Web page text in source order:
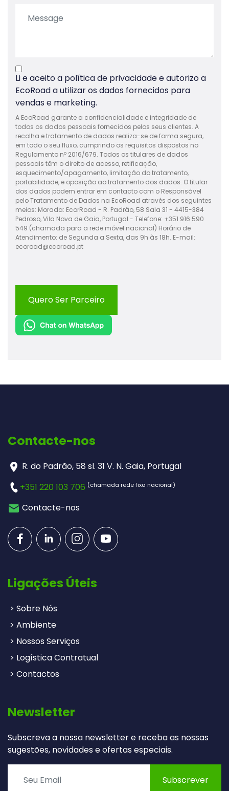
Li e aceitoa política de privacidadee autorizo a
EcoRoad a utilizar os dados fornecidos para
vendas e marketing.
A EcoRoad garante a confidencialidade e integridade de
todos os dados pessoais fornecidos pelos seus clientes. A
recolha e tratamento de dados realiza-se de forma segura,
em todo o seu fluxo, cumprindo os requisitos dispostos no
Regulamento nº 2016/679. Todos os titulares de dados
pessoais têm o direito de acesso, retificação,
esquecimento/apagamento, limitação do tratamento,
portabilidade, e oposição ao tratamento dos dados. O titular
dos dados podem entrar em contacto com o Responsável
pelo Tratamento de Dados na EcoRoad através dos seguintes
meios: Morada: EcorRoad - R. Padrão, 58 Sala 31 - 4415-384
Pedroso, Vila Nova de Gaia, Portugal - Telefone: +351 916 590
549 (chamada para a rede móvel nacional) Horário de
Atendimento: de Segunda a Sexta, das 9h às 18h. E-mail:
ecoroad@ecoroad.pt
.
Contacte-nos
R. do Padrão, 58 sl. 31 V. N. Gaia, Portugal
+351 220 103 706 (chamada rede fixa nacional)
Contacte-nos
Ligações Úteis
> Sobre Nós
> Ambiente
> Nossos Serviços
> Logística Contratual
> Contactos
Newsletter
Subscreva a nossa newsletter e receba as nossas
sugestões, novidades e ofertas especiais.
Subscrever